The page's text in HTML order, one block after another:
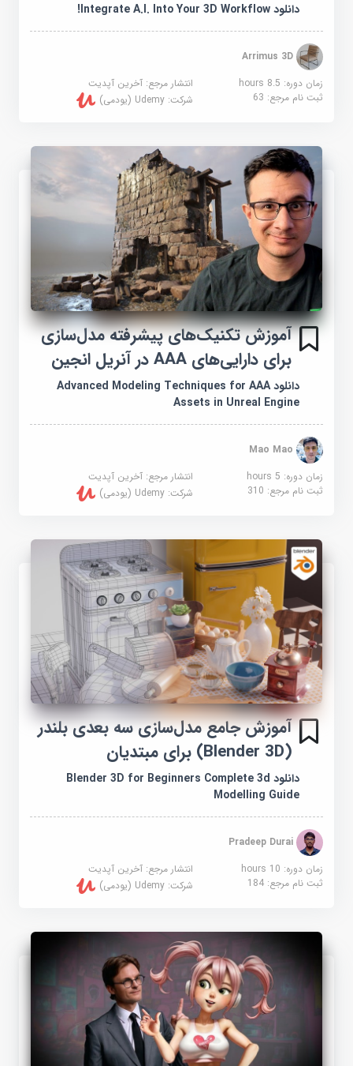
دانلود Integrate A.I. Into Your 3D Workflow!
Arrimus 3D
زمان دوره: 8.5 hours
انتشار مرجع:آخرین آپدیت
ثبت نام مرجع:63 شرکت:Udemy (یودمی)
آموزش تکنیک‌های پیشرفته مدل‌سازی
برای دارایی‌های AAA در آنریل انجین
دانلود Advanced Modeling Techniques for AAA
Assets in Unreal Engine
Mao Mao
زمان دوره: 5 hours
انتشار مرجع:آخرین آپدیت
ثبت نام مرجع:310 شرکت:Udemy (یودمی)
آموزش جامع مدل‌سازی سه بعدی بلندر
(Blender 3D) برای مبتدیان
دانلود Blender 3D for Beginners Complete 3d
Modelling Guide
Pradeep Durai
زمان دوره: 10 hours
انتشار مرجع:آخرین آپدیت
ثبت نام مرجع:184 شرکت:Udemy (یودمی)